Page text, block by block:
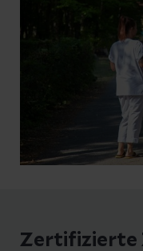
Zertifizierte